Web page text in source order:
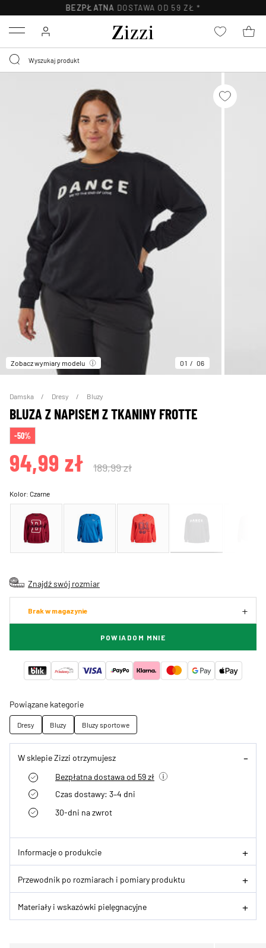
BEZPŁATNA DOSTAWA OD 59 ZŁ *
Menu
Zobacz wymiary modelu 01 06
Damska Dresy Bluzy
BLUZA Z NAPISEM Z TKANINY FROTTE
-50%
94,99 zł 189,99 zł
Kolor:Czarne
Znajdź swój rozmiar
Brak w magazynie
POWIADOM MNIE
Powiązane kategorie
Dresy Bluzy Bluzy sportowe
W sklepie Zizzi otrzymujesz
Bezpłatna dostawa od 59 zł
Czas dostawy: 3–4 dni
30-dni na zwrot
Informacje o produkcie
Przewodnik po rozmiarach i pomiary produktu
Materiały i wskazówki pielęgnacyjne